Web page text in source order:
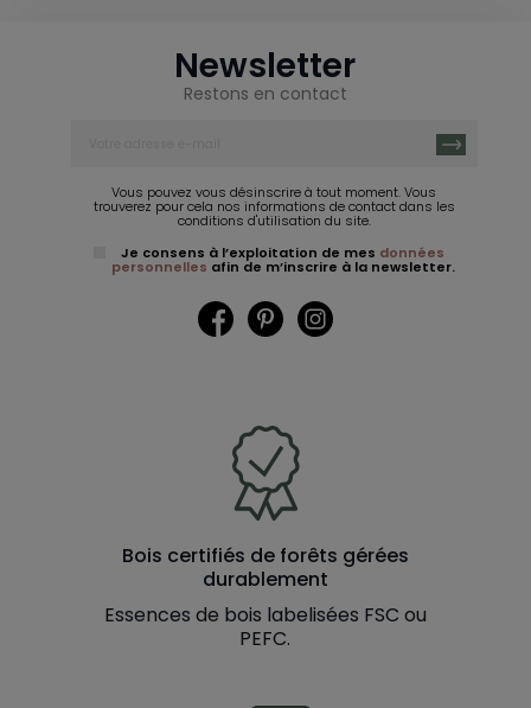
Newsletter
Restons en contact
Vous pouvez vous désinscrire à tout moment. Vous
trouverez pour cela nos informations de contact dans les
conditions d'utilisation du site.
Je consens à l’exploitation de mes données
personnelles afin de m’inscrire à la newsletter.
FacebookPinterest
Bois certifiés de forêts gérées
durablement
Essences de bois labelisées FSC ou
PEFC.